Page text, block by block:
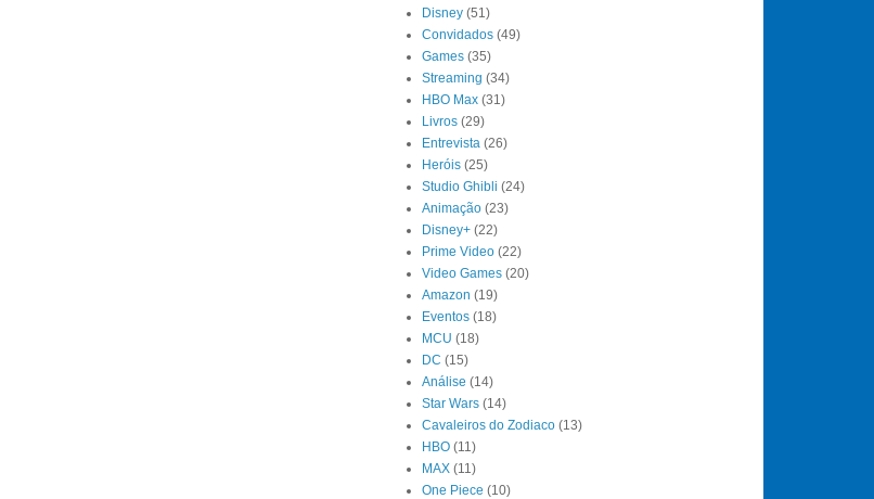
Disney (51)
Convidados (49)
Games (35)
Streaming (34)
HBO Max (31)
Livros (29)
Entrevista (26)
Heróis (25)
Studio Ghibli (24)
Animação (23)
Disney+ (22)
Prime Video (22)
Video Games (20)
Amazon (19)
Eventos (18)
MCU (18)
DC (15)
Análise (14)
Star Wars (14)
Cavaleiros do Zodiaco (13)
HBO (11)
MAX (11)
One Piece (10)